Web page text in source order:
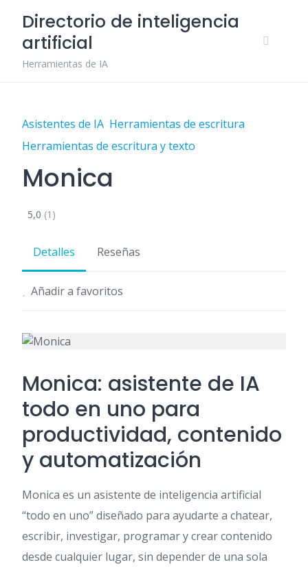
content
Directorio de inteligencia
artificial
Herramientas de IA
Asistentes de IA Herramientas de escritura
Herramientas de escritura y texto
Monica
5,0 (1)
Detalles Reseñas
Añadir a favoritos
Monica: asistente de IA
todo en uno para
productividad, contenido
y automatización
Monica es un asistente de inteligencia artificial
“todo en uno” diseñado para ayudarte a chatear,
escribir, investigar, programar y crear contenido
desde cualquier lugar, sin depender de una sola